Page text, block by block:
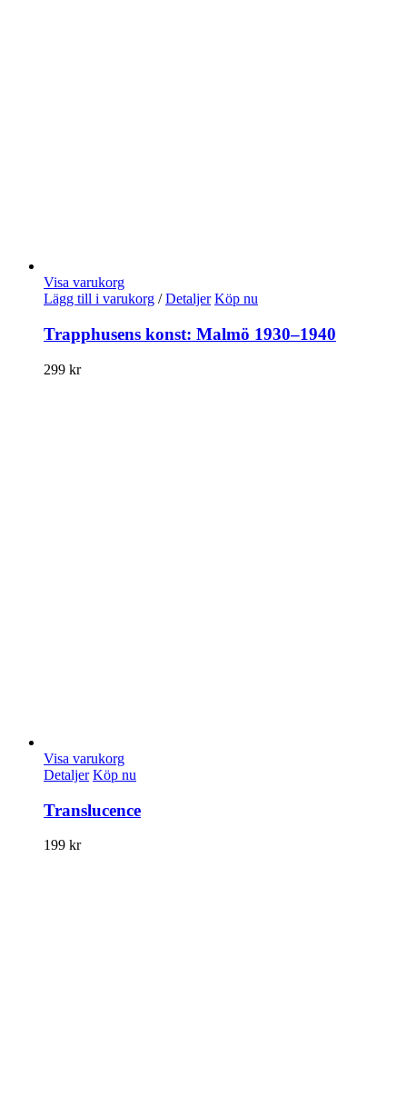
Visa varukorg
Lägg till i varukorg / Detaljer Köp nu
Trapphusens konst: Malmö 1930–1940
299 kr
Visa varukorg
Detaljer Köp nu
Translucence
199 kr